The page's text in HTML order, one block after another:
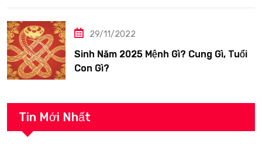
29/11/2022
Sinh Năm 2025 Mệnh Gì? Cung Gì, Tuổi
Con Gì?
Tin Mới Nhất